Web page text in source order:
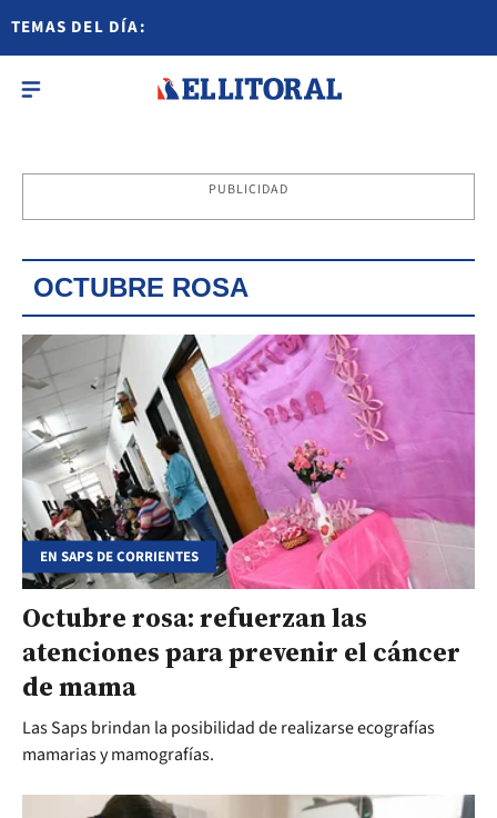
TEMAS DEL DÍA:
PUBLICIDAD
OCTUBRE ROSA
EN SAPS DE CORRIENTES
Octubre rosa: refuerzan las
atenciones para prevenir el cáncer
de mama
Las Saps brindan la posibilidad de realizarse ecografías
mamarias y mamografías.